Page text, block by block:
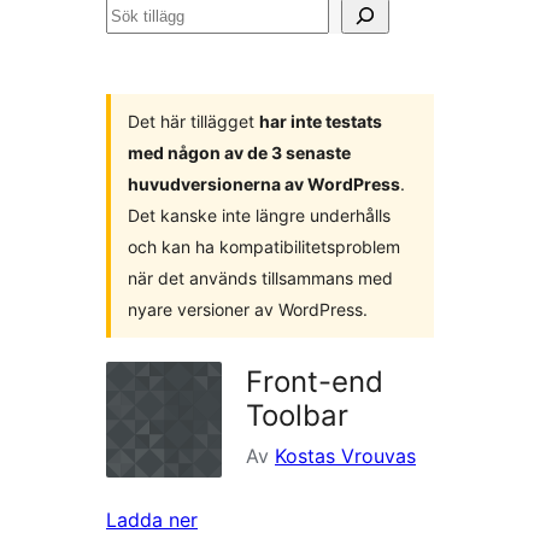
Sök
Det här tillägget har inte testats
med någon av de 3 senaste
huvudversionerna av WordPress.
Det kanske inte längre underhålls
och kan ha kompatibilitetsproblem
när det används tillsammans med
nyare versioner av WordPress.
Front-end
Toolbar
Av Kostas Vrouvas
Ladda ner